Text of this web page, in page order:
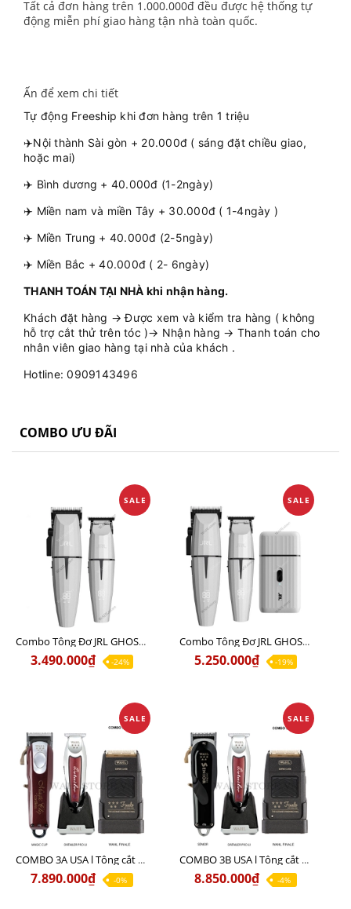
Tất cả đơn hàng trên 1.000.000đ đều được hệ thống tự
động miễn phí giao hàng tận nhà toàn quốc.
Ấn để xem chi tiết
Tự động Freeship khi đơn hàng trên 1 triệu
✈️Nội thành Sài gòn + 20.000đ ( sáng đặt chiều giao,
hoặc mai)
✈️ Bình dương + 40.000đ (1-2ngày)
✈️ Miền nam và miền Tây + 30.000đ ( 1-4ngày )
✈️ Miền Trung + 40.000đ (2-5ngày)
✈️ Miền Bắc + 40.000đ ( 2- 6ngày)
THANH TOÁN TẠI NHÀ khi nhận hàng.
Khách đặt hàng → Được xem và kiểm tra hàng ( không
hỗ trợ cắt thử trên tóc )→ Nhận hàng → Thanh toán cho
nhân viên giao hàng tại nhà của khách .
Hotline: 0909143496
COMBO ƯU ĐÃI
SALE
Combo Tông Đơ JRL GHOST 1 Limited Edition Chính Hãng USA
3.490.000₫ -24%
SALE
Combo Tông Đơ JRL GHOST 2 Limited Edition Chính Hãng USA
5.250.000₫ -19%
SALE
COMBO 3A USA l Tông cắt MAGIC + Tông viền DETAILER PRO LI + Cạo khô FINALE
7.890.000₫ -0%
SALE
COMBO 3B USA l Tông cắt SENIOR + Tông viền DETAILER PRO LI + Cạo khô FINALE
8.850.000₫ -4%